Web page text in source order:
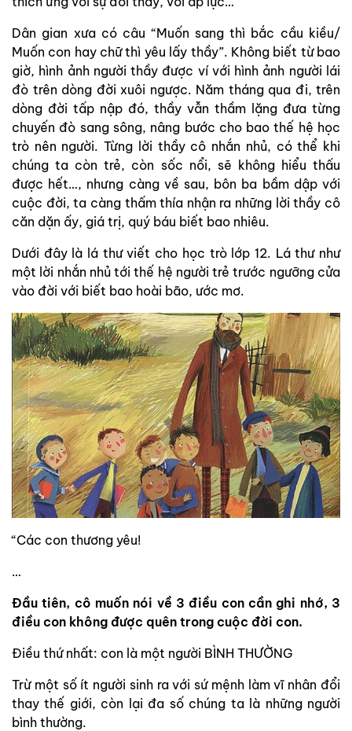
Dân gian xưa có câu “Muốn sang thì bắc cầu kiều/
Muốn con hay chữ thì yêu lấy thầy”. Không biết từ bao
giờ, hình ảnh người thầy được ví với hình ảnh người lái
đò trên dòng đời xuôi ngược. Năm tháng qua đi, trên
dòng đời tấp nập đó, thầy vẫn thầm lặng đưa từng
chuyến đò sang sông, nâng bước cho bao thế hệ học
trò nên người. Từng lời thầy cô nhắn nhủ, có thể khi
chúng ta còn trẻ, còn sốc nổi, sẽ không hiểu thấu
được hết…, nhưng càng về sau, bôn ba bầm dập với
cuộc đời, ta càng thấm thía nhận ra những lời thầy cô
căn dặn ấy, giá trị, quý báu biết bao nhiêu.
Dưới đây là lá thư viết cho học trò lớp 12. Lá thư như
một lời nhắn nhủ tới thế hệ người trẻ trước ngưỡng cửa
vào đời với biết bao hoài bão, ước mơ.
“Các con thương yêu!
…
Đầu tiên, cô muốn nói về 3 điều con cần ghi nhớ, 3
điều con không được quên trong cuộc đời con.
Điều thứ nhất: con là một người BÌNH THƯỜNG
Trừ một số ít người sinh ra với sứ mệnh làm vĩ nhân đổi
thay thế giới, còn lại đa số chúng ta là những người
bình thường.